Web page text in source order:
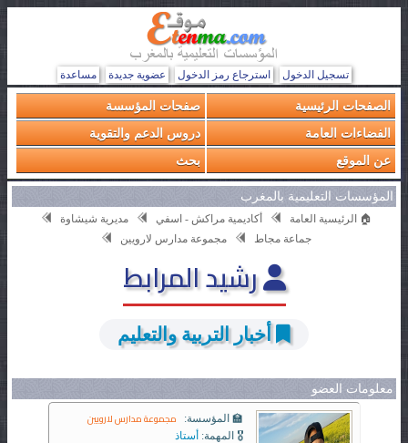
تسجيل الدخول استرجاع رمز الدخول عضوية جديدة مساعدة
الصفحات الرئيسية
صفحات المؤسسة
الفضاءات العامة
دروس الدعم والتقوية
عن الموقع
بحث
المؤسسات التعليمية بالمغرب
🏠 الرئيسية العامة أكاديمية مراكش - اسفي
مديرية شيشاوة
جماعة مجاط
مجموعة مدارس لارويين
رشيد المرابط
أخبار التربية والتعليم
معلومات العضو
🏫 المؤسسة: مجموعة مدارس لارويين
🎖️ المهمة: أستاذ